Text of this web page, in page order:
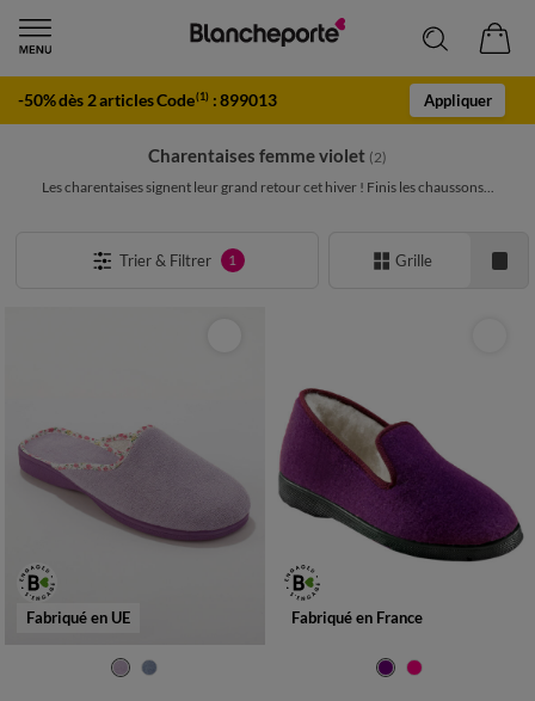
-50% dès 2 articles Code(1) :899013 Appliquer
Charentaises femme violet (2)
Les charentaises signent leur grand retour cet hiver ! Finis les chaussons...
Trier & Filtrer 1 Grille
Fabriqué en UE
38 39
Fabriqué en France
38 39